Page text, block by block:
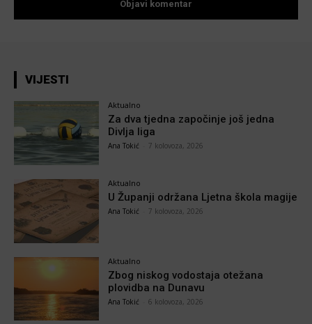
VIJESTI
Aktualno
Za dva tjedna započinje još jedna
Divlja liga
Ana Tokić 7 kolovoza, 2026
Aktualno
U Županji održana Ljetna škola magije
Ana Tokić 7 kolovoza, 2026
Aktualno
Zbog niskog vodostaja otežana
plovidba na Dunavu
Ana Tokić 6 kolovoza, 2026